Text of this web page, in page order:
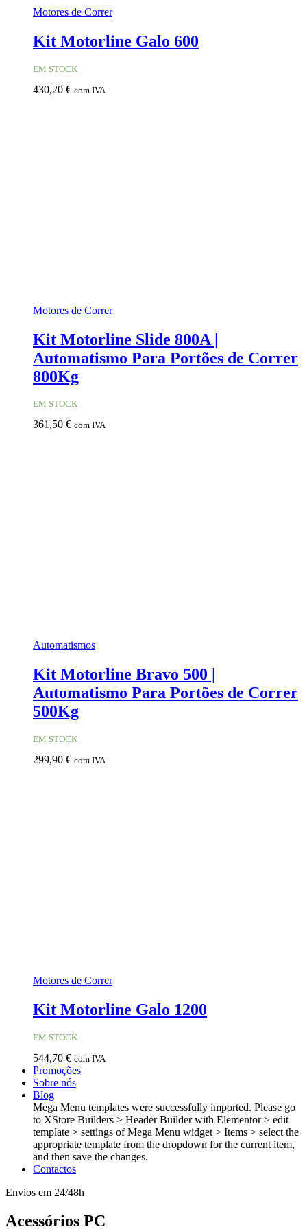
Motores de Correr
Kit Motorline Galo 600
EM STOCK
430,20 € com IVA
Motores de Correr
Kit Motorline Slide 800A |
Automatismo Para Portões de Correr
800Kg
EM STOCK
361,50 € com IVA
Automatismos
Kit Motorline Bravo 500 |
Automatismo Para Portões de Correr
500Kg
EM STOCK
299,90 € com IVA
Motores de Correr
Kit Motorline Galo 1200
EM STOCK
544,70 € com IVA
Promoções
Sobre nós
Blog
Mega Menu templates were successfully imported. Please go
to XStore Builders > Header Builder with Elementor > edit
template > settings of Mega Menu widget > Items > select the
appropriate template from the dropdown for the current item,
and then save the changes.
Contactos
Envios em 24/48h
Acessórios PC